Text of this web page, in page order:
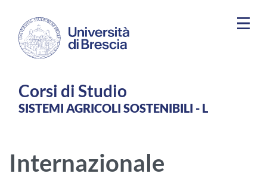
Corsi di Studio
SISTEMI AGRICOLI SOSTENIBILI - L
Internazionale